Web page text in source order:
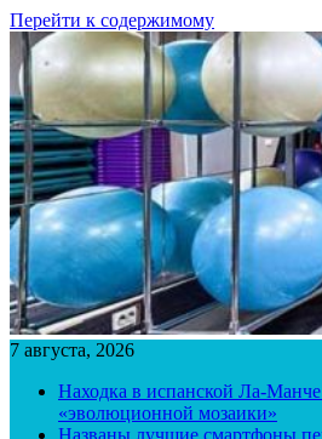
Перейти к содержимому
7 августа, 2026
Находка в испанской Ла-
«эволюционной мозаики»
Названы лучшие смартфоны